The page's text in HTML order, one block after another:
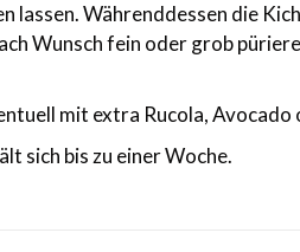
lassen. Währenddessen die
Wunsch fein oder grob
mit extra Rucola,
sich bis zu einer Woche.